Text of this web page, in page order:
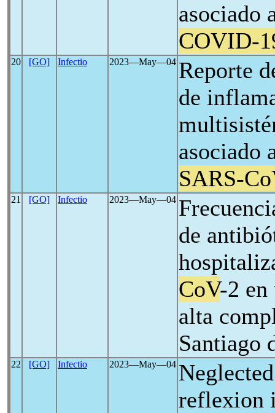
asociado
COVID-
20 [GO] Infectio 2023―May―04 Reporte
de
asociado
SARS-
21 [GO] Infectio 2023―May―04
de
CoV-2 en
alta
Santiago
22 [GO] Infectio 2023―May―04
reflexion